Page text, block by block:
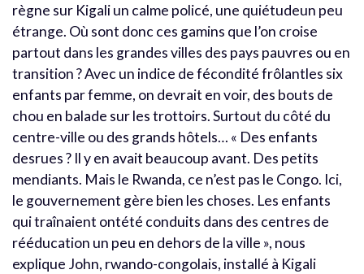
règne sur Kigali un calme policé, une quiétudeun peu
étrange. Où sont donc ces gamins que l’on croise
partout dans les grandes villes des pays pauvres ou en
transition ? Avec un indice de fécondité frôlantles six
enfants par femme, on devrait en voir, des bouts de
chou en balade sur les trottoirs. Surtout du côté du
centre-ville ou des grands hôtels… « Des enfants
desrues ? Il y en avait beaucoup avant. Des petits
mendiants. Mais le Rwanda, ce n’est pas le Congo. Ici,
le gouvernement gère bien les choses. Les enfants
qui traînaient ontété conduits dans des centres de
rééducation un peu en dehors de la ville », nous
explique John, rwando-congolais, installé à Kigali